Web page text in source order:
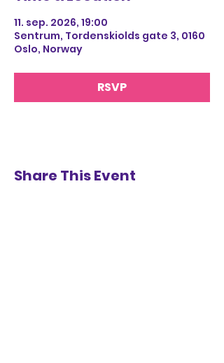
11. sep. 2026, 19:00
Sentrum, Tordenskiolds gate 3, 0160
Oslo, Norway
RSVP
Share This Event